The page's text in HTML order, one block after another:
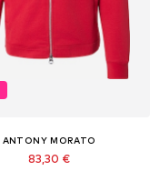
ANTONY MORATO
83,30 €